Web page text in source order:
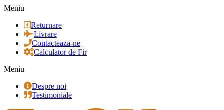
Meniu
Returnare
Livrare
Contacteaza-ne
Calculator de Fir
Meniu
Despre noi
Testimoniale